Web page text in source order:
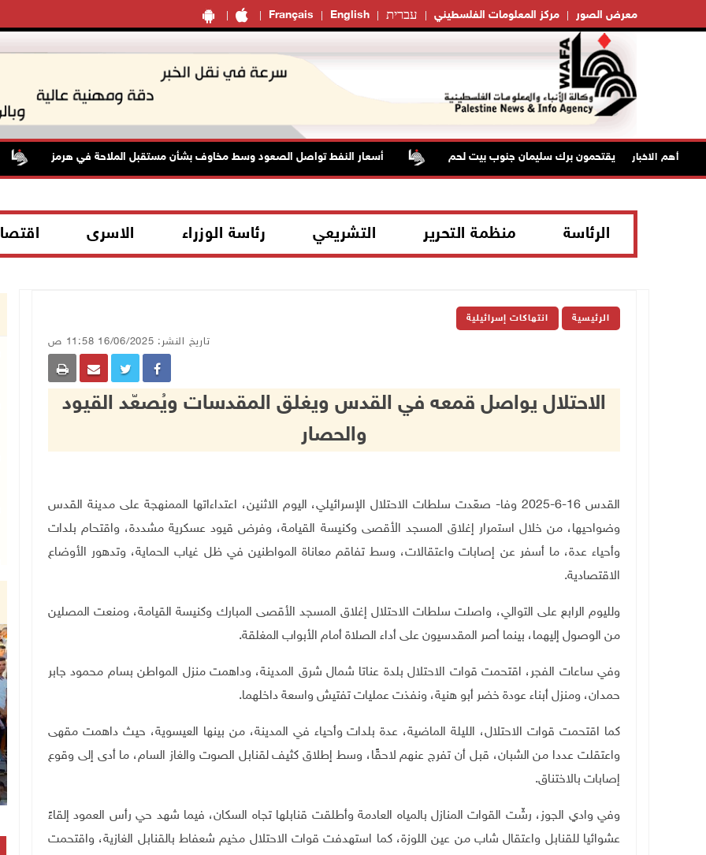
Français English עברית مركز المعلومات الفلسطيني معرض الصور
أهم الاخبار
قوات الاحتلال يقتحمون برك سليمان جنوب بيت لحم أسعار النفط تواصل الصعود وسط مخاوف بشأن مستقبل الملاحة في هرمز
الرئاسة منظمة التحرير التشريعي رئاسة الوزراء الاسرى
الرئيسية انتهاكات إسرائيلية
تاريخ النشر: 16/06/2025 11:58 ص
الاحتلال يواصل قمعه في القدس ويغلق المقدسات ويُصعّد القيود
والحصار
القدس 16-6-2025 وفا- صعّدت سلطات الاحتلال الإسرائيلي، اليوم الاثنين، اعتداءاتها الممنهجة على مدينة القدس
وضواحيها، من خلال استمرار إغلاق المسجد الأقصى وكنيسة القيامة، وفرض قيود عسكرية مشددة، واقتحام بلدات
وأحياء عدة، ما أسفر عن إصابات واعتقالات، وسط تفاقم معاناة المواطنين في ظل غياب الحماية، وتدهور الأوضاع
الاقتصادية.
ولليوم الرابع على التوالي، واصلت سلطات الاحتلال إغلاق المسجد الأقصى المبارك وكنيسة القيامة، ومنعت المصلين
من الوصول إليهما، بينما أصر المقدسيون على أداء الصلاة أمام الأبواب المغلقة.
وفي ساعات الفجر، اقتحمت قوات الاحتلال بلدة عناتا شمال شرق المدينة، وداهمت منزل المواطن بسام محمود جابر
حمدان، ومنزل أبناء عودة خضر أبو هنية، ونفذت عمليات تفتيش واسعة داخلهما.
كما اقتحمت قوات الاحتلال، الليلة الماضية، عدة بلدات وأحياء في المدينة، من بينها العيسوية، حيث داهمت مقهى
واعتقلت عددا من الشبان، قبل أن تفرج عنهم لاحقًا، وسط إطلاق كثيف لقنابل الصوت والغاز السام، ما أدى إلى وقوع
إصابات بالاختناق.
وفي وادي الجوز، رشّت القوات المنازل بالمياه العادمة وأطلقت قنابلها تجاه السكان، فيما شهد حي رأس العمود إلقاءً
عشوائيا للقنابل واعتقال شاب من عين اللوزة، كما استهدفت قوات الاحتلال مخيم شعفاط بالقنابل الغازية، واقتحمت